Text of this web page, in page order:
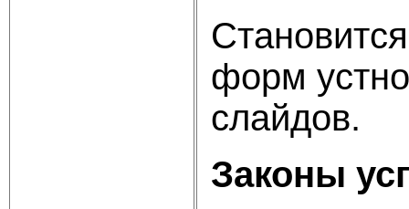
форм
слайдов.
Законы